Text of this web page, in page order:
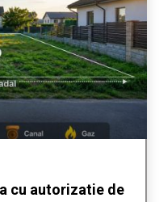
cu autorizatie de